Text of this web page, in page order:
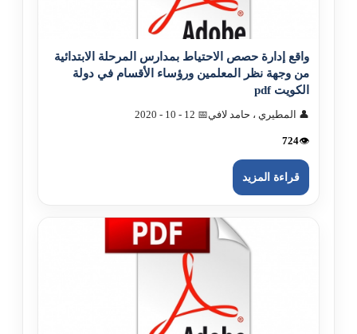
واقع إدارة حصص الاحتياط بمدارس المرحلة الابتدائية
من وجهة نظر المعلمين ورؤساء الأقسام في دولة
الکويت pdf
👤 المطيري ، حامد لافي📅 12 - 10 - 2020
👁️
724
قراءة المزيد